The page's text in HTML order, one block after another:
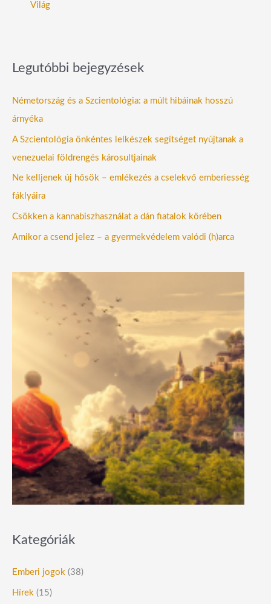
Világ
Legutóbbi bejegyzések
Németország és a Szcientológia: a múlt hibáinak hosszú
árnyéka
A Szcientológia önkéntes lelkészek segítséget nyújtanak a
venezuelai földrengés károsultjainak
Ne kelljenek új hősök – emlékezés a cselekvő emberiesség
fáklyáira
Csökken a kannabiszhasználat a dán fiatalok körében
Amikor a csend jelez – a gyermekvédelem valódi (h)arca
Kategóriák
Emberi jogok (38)
Hírek (15)